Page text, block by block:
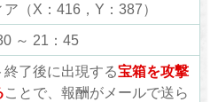
（X：416，Y：387）
～ 21：45
終了後に出現する宝箱を攻撃
ことで、報酬がメールで送ら